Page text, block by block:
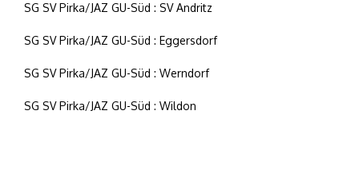
SG SV Pirka/JAZ GU-Süd : SV Andritz
SG SV Pirka/JAZ GU-Süd : Eggersdorf
SG SV Pirka/JAZ GU-Süd : Werndorf
SG SV Pirka/JAZ GU-Süd : Wildon